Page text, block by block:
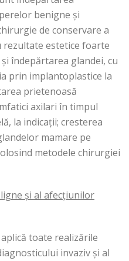
benigne și
de conservare a
estetice foarte
îndepărtarea glandei, cu
prin implantoplastice la
prietenoasă
axilari în timpul
la indicații; cresterea
mamare pe
metodele chirurgiei
și al afecțiunilor
toate realizările
invaziv și al